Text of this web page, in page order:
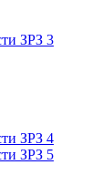
ЗРЗ 3
ЗРЗ 4
ЗРЗ 5